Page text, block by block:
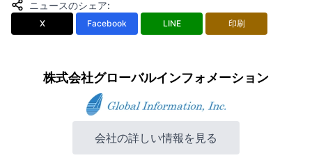
ニュースのシェア:
X Facebook LINE 印刷
株式会社グローバルインフォメーション
会社の詳しい情報を見る